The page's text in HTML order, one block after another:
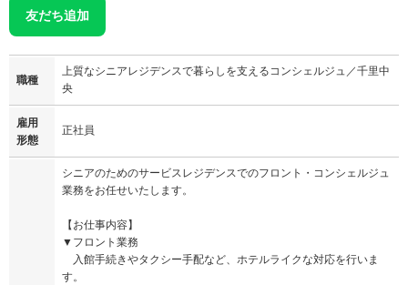
友だち追加
職種
上質なシニアレジデンスで暮らしを支えるコンシェルジュ／千里中
央
雇用
形態
正社員
シニアのためのサービスレジデンスでのフロント・コンシェルジュ
業務をお任せいたします。
【お仕事内容】
▼フロント業務
入館手続きやタクシー手配など、ホテルライクな対応を行いま
す。